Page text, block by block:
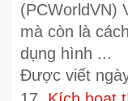
(PCWorldVN)
mà còn là
dụng hình ...
Được viết